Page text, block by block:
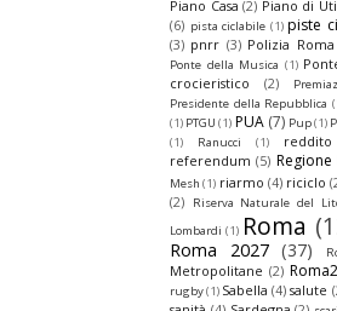
Piano Casa (2) Piano di
(6) pista ciclabile (1) piste
(3) pnrr (3) Polizia
Ponte della Musica (1)
crocieristico
(2)
Presidente della Repubblica
(1) PTGU (1) PUA (7) Pup(1)
(1)
Ranucci (1)
referendum (5) Regione
Mesh (1) riarmo (4) riciclo
(2)
Riserva Naturale del
Lombardi (1) Roma
Roma 2027 (37)
Metropolitane (2)
rugby(1) Sabella (4) salute